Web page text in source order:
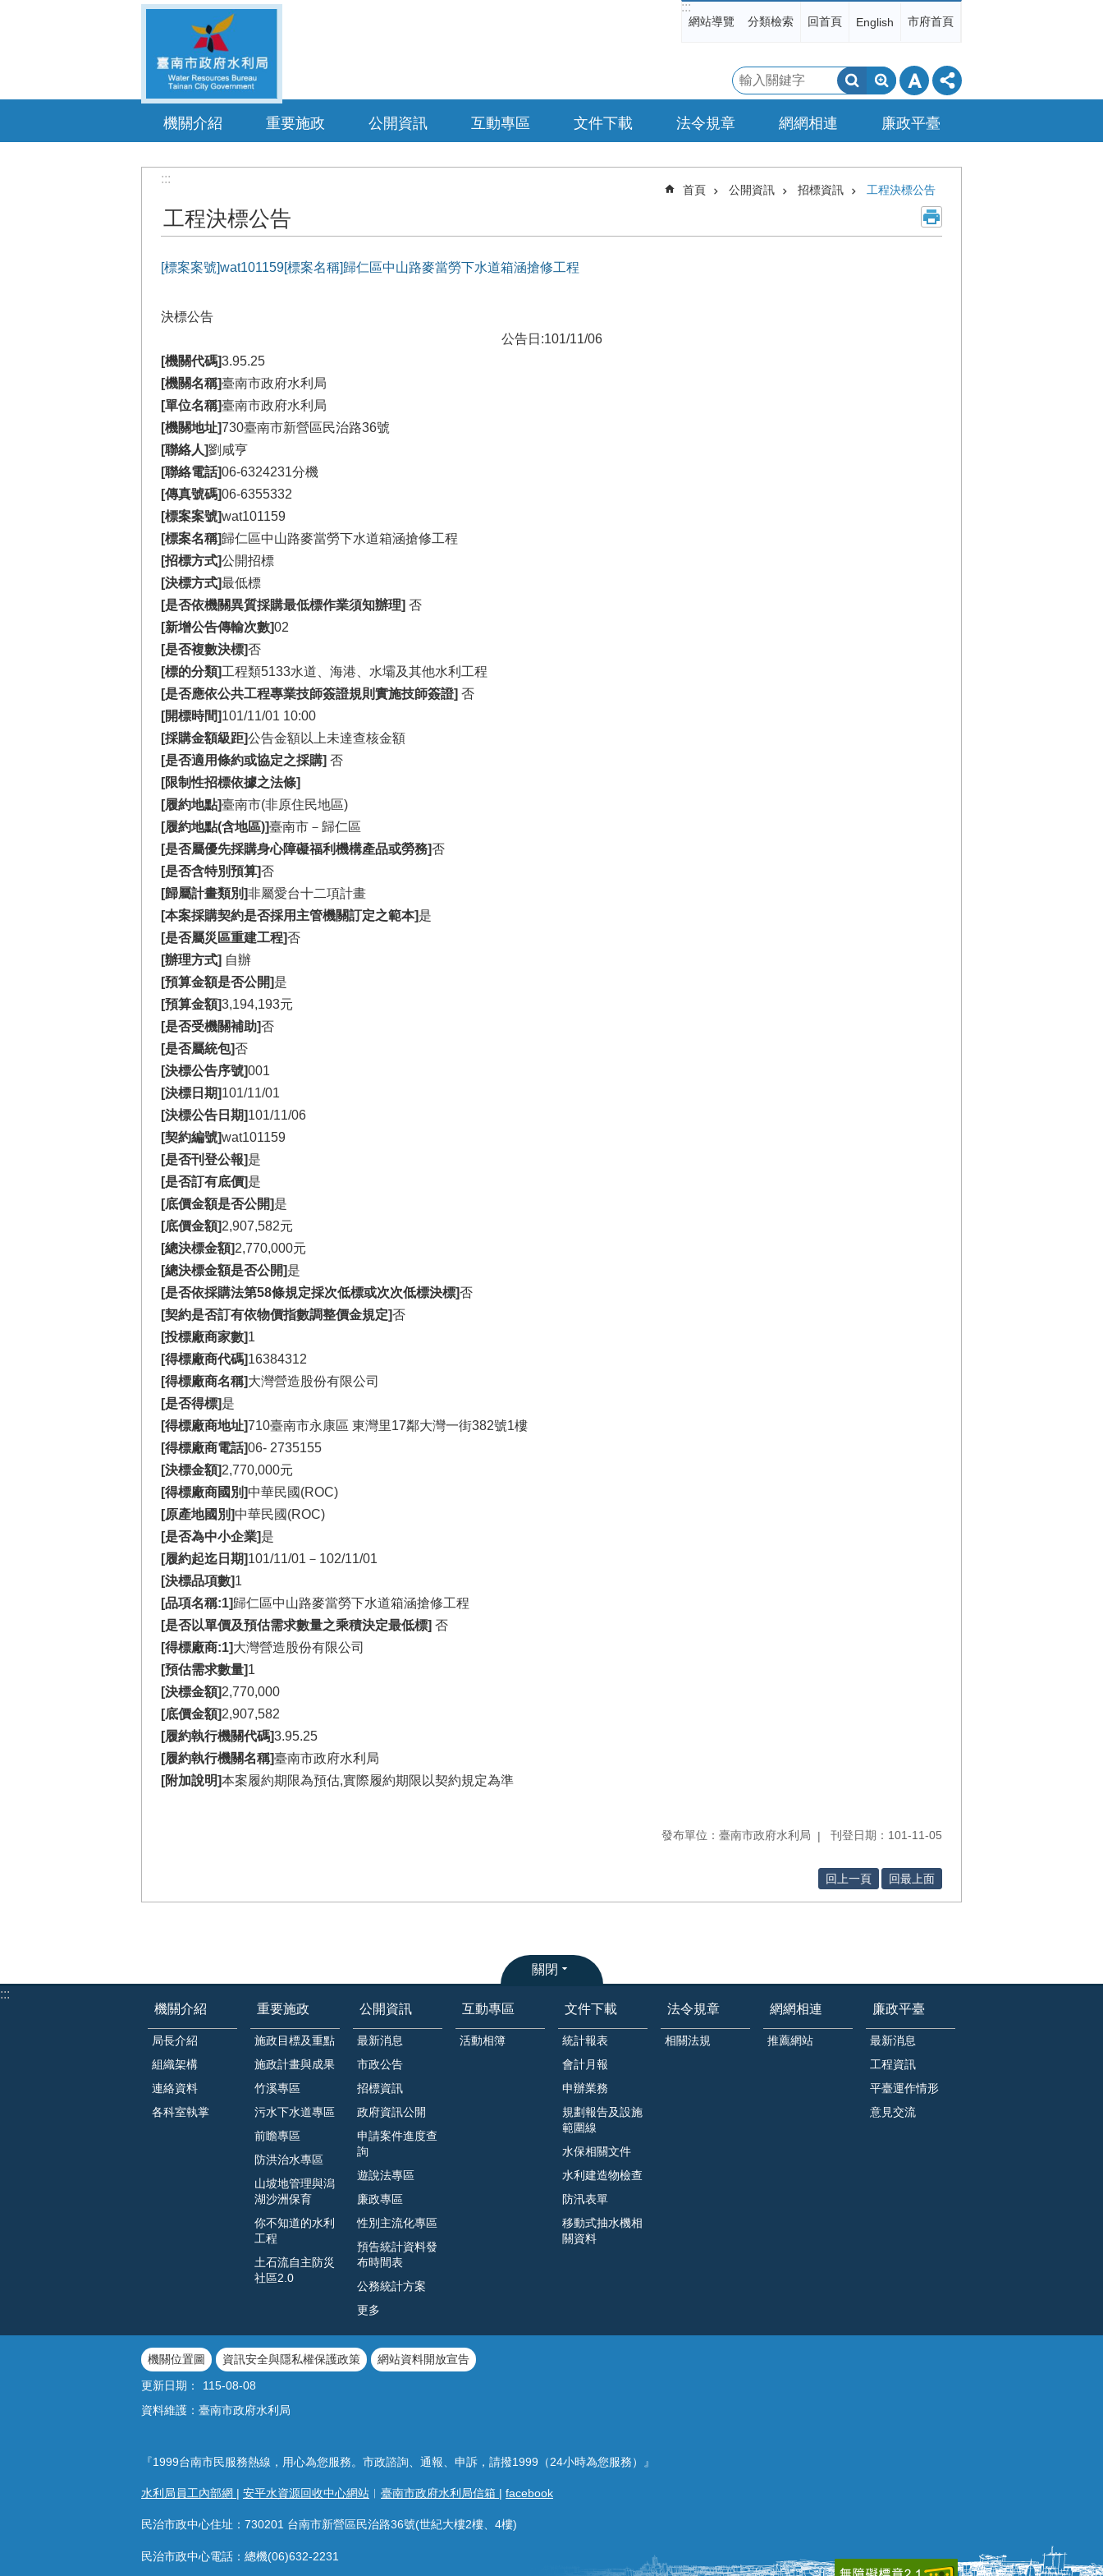
:::
網站導覽 分類檢索 回首頁 English 市府首頁
搜
尋
機關介紹 重要施政 公開資訊 互動專區 文件下載 法令規章 網網相連 廉政平臺
:::
首頁 公開資訊 招標資訊 工程決標公告
工程決標公告
[標案案號]wat101159[標案名稱]歸仁區中山路麥當勞下水道箱涵搶修工程
決標公告
公告日:101/11/06
[機關代碼]3.95.25
[機關名稱]臺南市政府水利局
[單位名稱]臺南市政府水利局
[機關地址]730臺南市新營區民治路36號
[聯絡人]劉咸亨
[聯絡電話]06-6324231分機
[傳真號碼]06-6355332
[標案案號]wat101159
[標案名稱]歸仁區中山路麥當勞下水道箱涵搶修工程
[招標方式]公開招標
[決標方式]最低標
[是否依機關異質採購最低標作業須知辦理] 否
[新增公告傳輸次數]02
[是否複數決標]否
[標的分類]工程類5133水道、海港、水壩及其他水利工程
[是否應依公共工程專業技師簽證規則實施技師簽證] 否
[開標時間]101/11/01 10:00
[採購金額級距]公告金額以上未達查核金額
[是否適用條約或協定之採購] 否
[限制性招標依據之法條]
[履約地點]臺南市(非原住民地區)
[履約地點(含地區)]臺南市－歸仁區
[是否屬優先採購身心障礙福利機構產品或勞務]否
[是否含特別預算]否
[歸屬計畫類別]非屬愛台十二項計畫
[本案採購契約是否採用主管機關訂定之範本]是
[是否屬災區重建工程]否
[辦理方式] 自辦
[預算金額是否公開]是
[預算金額]3,194,193元
[是否受機關補助]否
[是否屬統包]否
[決標公告序號]001
[決標日期]101/11/01
[決標公告日期]101/11/06
[契約編號]wat101159
[是否刊登公報]是
[是否訂有底價]是
[底價金額是否公開]是
[底價金額]2,907,582元
[總決標金額]2,770,000元
[總決標金額是否公開]是
[是否依採購法第58條規定採次低標或次次低標決標]否
[契約是否訂有依物價指數調整價金規定]否
[投標廠商家數]1
[得標廠商代碼]16384312
[得標廠商名稱]大灣營造股份有限公司
[是否得標]是
[得標廠商地址]710臺南市永康區 東灣里17鄰大灣一街382號1樓
[得標廠商電話]06- 2735155
[決標金額]2,770,000元
[得標廠商國別]中華民國(ROC)
[原產地國別]中華民國(ROC)
[是否為中小企業]是
[履約起迄日期]101/11/01－102/11/01
[決標品項數]1
[品項名稱:1]歸仁區中山路麥當勞下水道箱涵搶修工程
[是否以單價及預估需求數量之乘積決定最低標] 否
[得標廠商:1]大灣營造股份有限公司
[預估需求數量]1
[決標金額]2,770,000
[底價金額]2,907,582
[履約執行機關代碼]3.95.25
[履約執行機關名稱]臺南市政府水利局
[附加說明]本案履約期限為預估,實際履約期限以契約規定為準
發布單位：臺南市政府水利局 刊登日期：101-11-05
回上一頁 回最上面
關閉
:::
機關介紹
局長介紹
組織架構
連絡資料
各科室執掌
重要施政
施政目標及重點
施政計畫與成果
竹溪專區
污水下水道專區
前瞻專區
防洪治水專區
山坡地管理與潟
湖沙洲保育
你不知道的水利
工程
土石流自主防災
社區2.0
公開資訊
最新消息
市政公告
招標資訊
政府資訊公開
申請案件進度查
詢
遊說法專區
廉政專區
性別主流化專區
預告統計資料發
布時間表
公務統計方案
更多
互動專區
活動相簿
文件下載
統計報表
會計月報
申辦業務
規劃報告及設施
範圍線
水保相關文件
水利建造物檢查
防汛表單
移動式抽水機相
關資料
法令規章
相關法規
網網相連
推薦網站
廉政平臺
最新消息
工程資訊
平臺運作情形
意見交流
機關位置圖 資訊安全與隱私權保護政策
網站資料開放宣告
更新日期：
115-08-08
資料維護：臺南市政府水利局
『1999台南市民服務熱線，用心為您服務。市政諮詢、通報、申訴，請撥1999（24小時為您服務）』
水利局員工內部網 | 安平水資源回收中心網站 ︱ 臺南市政府水利局信箱 | facebook
民治市政中心住址：730201 台南市新營區民治路36號(世紀大樓2樓、4樓)
民治市政中心電話：總機(06)632-2231